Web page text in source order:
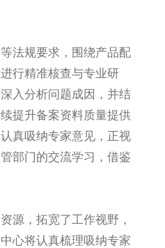
法规要求，围绕产品配
行精准核查与专业研
入分析问题成因，并结
提升备案资料质量提供
真吸纳专家意见，正视
部门的交流学习，借鉴
，拓宽了工作视野，
心将认真梳理吸纳专家